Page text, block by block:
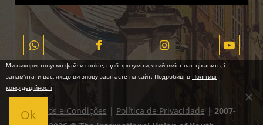
Termos e Condições | Política de Privacidade | 2007-
Ми використовуємо файли cookie, щоб зрозуміти, який вміст вас цікавить, і
запам'ятати вас, якщо ви знову завітаєте на сайт. Подробиці в Політиці
конфідеційності
Ok